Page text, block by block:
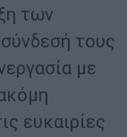
των
τους
με
ευκαιρίες